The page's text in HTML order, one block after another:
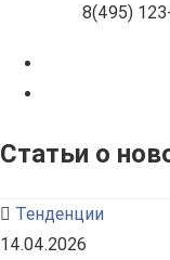
8(495)
Статьи о
Тенденции
14.04.2026